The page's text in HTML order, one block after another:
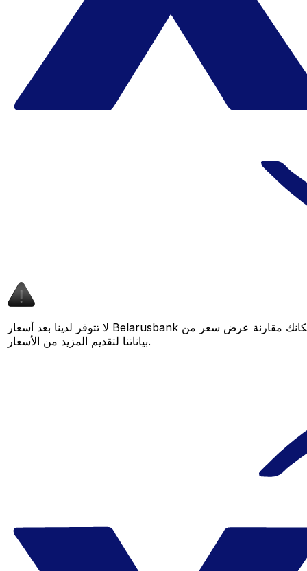
لا تتوفر لدينا بعد أسعار Belarusbank لهذا الزوج من العملات، لكن لا يزال بإمكانك مقارنة عرض سعر من Belarusbank بسعر Xe المباشر لمعرفة التوفير المحتمل. عد لاحقًا، فنحن نعمل باستمرار على توسيع
بياناتنا لتقديم المزيد من الأسعار.